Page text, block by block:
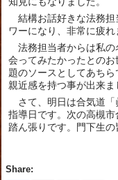
結構お話好きな法務
ワーになり、非常に疲れ
法務担当者からは私
会ってみたかったとの
題のソースとしてあち
親近感を持つ事が出来ま
さて、明日は合気道
指導日です。次の高槻
踏ん張りです。門下生の
Share: